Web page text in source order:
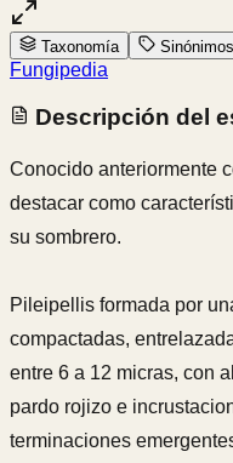
Taxonomía Sinónimos
Fungipedia
Descripción del
Conocido anteriormente
destacar como
su sombrero.
Pileipellis formada por
compactadas,
entre 6 a 12 micras, con
pardo rojizo e
terminaciones